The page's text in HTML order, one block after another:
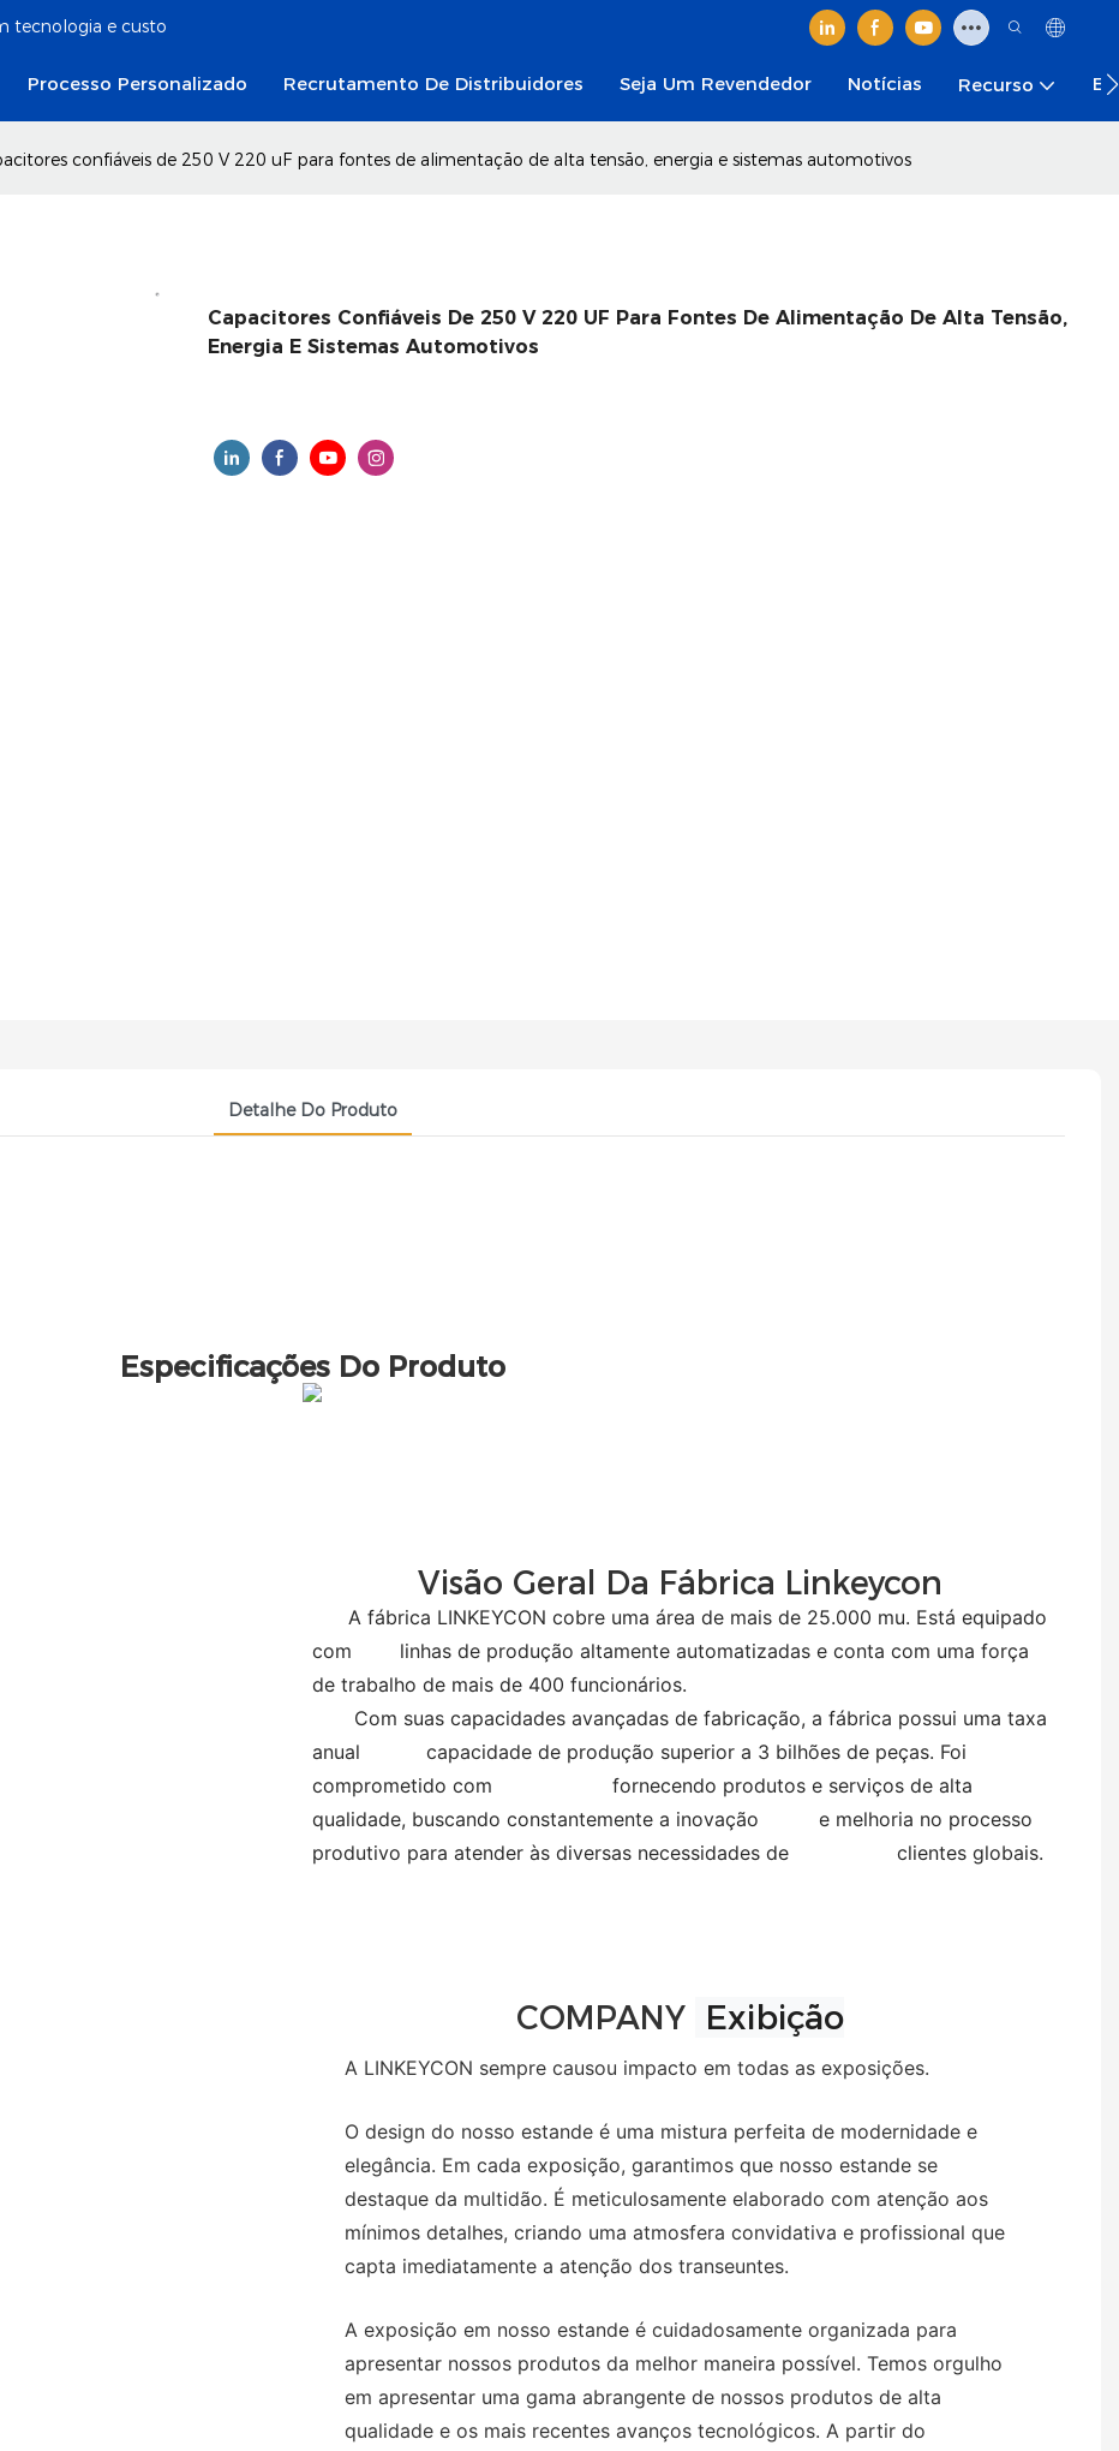
tecnologia e custo
Processo Personalizado Recrutamento De Distribuidores Seja Um Revendedor Notícias Recurso
confiáveis ​​de 250 V 220 uF para fontes de alimentação de alta tensão, energia e sistemas automotivos
Capacitores Confiáveis ​​de 250 V 220 UF Para Fontes De Alimentação De Alta Tensão,
Energia E Sistemas Automotivos
Detalhe Do Produto
Especificações Do Produto
Visão Geral Da Fábrica Linkeycon
A fábrica LINKEYCON cobre uma área de mais de 25.000 mu. Está equipado
com
linhas de produção altamente automatizadas e conta com uma força
de trabalho de mais de 400 funcionários.
Com suas capacidades avançadas de fabricação, a fábrica possui uma taxa
anual
capacidade de produção superior a 3 bilhões de peças. Foi
comprometido com
fornecendo produtos e serviços de alta
qualidade, buscando constantemente a inovação e melhoria no processo
produtivo para atender às diversas necessidades de clientes globais.
COMPANY Exibição
A LINKEYCON sempre causou impacto em todas as exposições.
O design do nosso estande é uma mistura perfeita de modernidade e
elegância. Em cada exposição, garantimos que nosso estande se
destaque da multidão. É meticulosamente elaborado com atenção aos
mínimos detalhes, criando uma atmosfera convidativa e profissional que
capta imediatamente a atenção dos transeuntes.
A exposição em nosso estande é cuidadosamente organizada para
apresentar nossos produtos da melhor maneira possível. Temos orgulho
em apresentar uma gama abrangente de nossos produtos de alta
qualidade e os mais recentes avanços tecnológicos. A partir do